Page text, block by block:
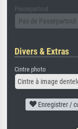
Passepartout
Pas de Passepartout
Divers & Extras
Cintre photo
Cintre à image
Enregistrer /